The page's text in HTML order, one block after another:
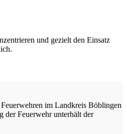
und gezielt den Einsatz
im Landkreis Böblingen
der Feuerwehr unterhält der